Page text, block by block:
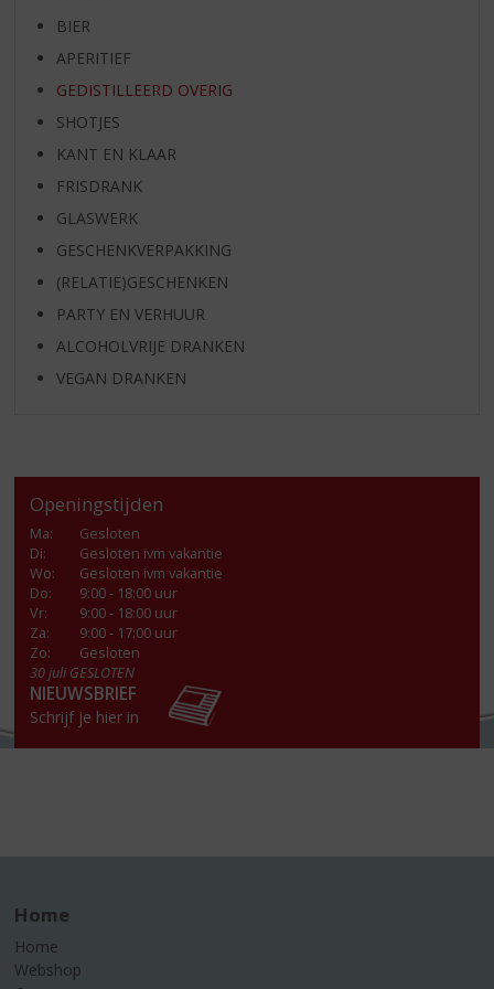
BIER
APERITIEF
GEDISTILLEERD OVERIG
SHOTJES
KANT EN KLAAR
FRISDRANK
GLASWERK
GESCHENKVERPAKKING
(RELATIE)GESCHENKEN
PARTY EN VERHUUR
ALCOHOLVRIJE DRANKEN
VEGAN DRANKEN
Openingstijden
Ma:
Gesloten
Di:
Gesloten ivm vakantie
Wo:
Gesloten ivm vakantie
Do:
9:00 - 18:00 uur
Vr:
9:00 - 18:00 uur
Za:
9:00 - 17:00 uur
Zo:
Gesloten
30 juli GESLOTEN
NIEUWSBRIEF
Schrijf je hier in
Home
Home
Webshop